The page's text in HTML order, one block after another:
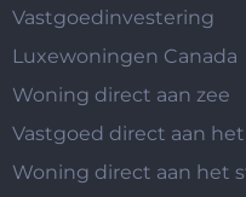
Vastgoedinvestering
Luxewoningen Canada
Woning direct aan zee
Vastgoed direct aan
Woning direct aan het